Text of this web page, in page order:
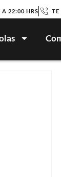
A 22:00 HRS TE